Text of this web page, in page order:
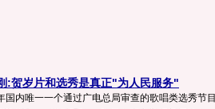
:贺岁片和选秀是真正"为人民服务"
国内唯一一个通过广电总局审查的歌唱类选秀节目